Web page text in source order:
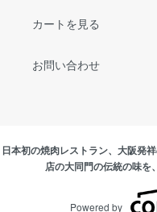
カートを見る
お問い合わせ
日本初の焼肉レストラン、大阪発
店の大同門の伝統の味を
Powered by